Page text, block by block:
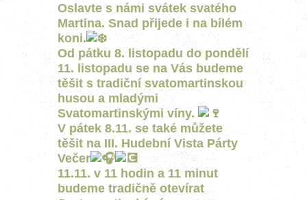
Oslavte s námi svátek svatého
Martina. Snad přijede i na bílém
koni.
Od pátku 8. listopadu do pondělí
11. listopadu se na Vás budeme
těšit s tradiční svatomartinskou
husou a mladými
Svatomartinskými víny.
V pátek 8.11. se také můžete
těšit na III. Hudební Vista Párty
Večer
11.11. v 11 hodin a 11 minut
budeme tradičně otevírat